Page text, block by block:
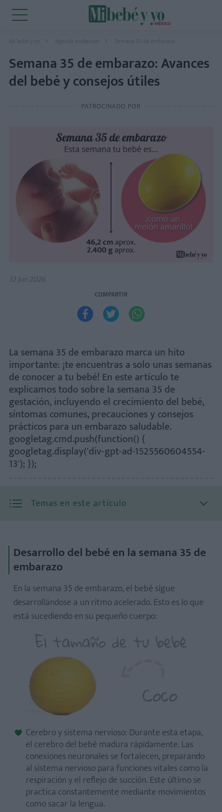
Mi bebé y yo Agenda embarazo
Semana 35 de embarazo: Avances
del bebé y consejos útiles
PATROCINADO POR
12 Jun 2026
COMPARTIR
  
La semana 35 de embarazo marca un hito
importante: ¡te encuentras a solo unas semanas
de conocer a tu bebé! En este artículo te
explicamos todo sobre la semana 35 de
gestación, incluyendo el crecimiento del bebé,
síntomas comunes, precauciones y consejos
prácticos para un embarazo saludable.
googletag.cmd.push(function() {
googletag.display('div-gpt-ad-1525560604554-
13'); });
Temas en este artículo
Tamaño y peso del bebé
Consejos para mantenerte cómoda
¿Cuándo debo preparar la maleta para el hospital?
¿Qué ejercicios son recomendables en esta etapa?
Desarrollo del bebé en la semana 35 de
embarazo
En la semana 35 de embarazo, el bebé sigue
desarrollándose a un ritmo acelerado. Esto es lo que
está sucediendo en su pequeño cuerpo:
El tamaño de tu bebé
Coco
Cerebro y sistema nervioso: Durante esta etapa,
el cerebro del bebé madura rápidamente. Las
conexiones neuronales se fortalecen, preparando
al sistema nervioso para funciones vitales como la
respiración y el reflejo de succión. Este último se
practica constantemente mediante movimientos
como sacar la lengua.